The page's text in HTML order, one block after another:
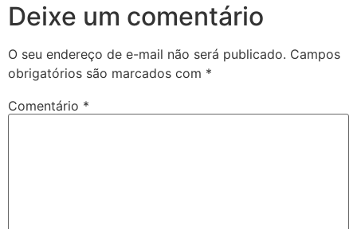
Deixe um comentário
O seu endereço de e-mail não será publicado. Campos
obrigatórios são marcados com *
Comentário *